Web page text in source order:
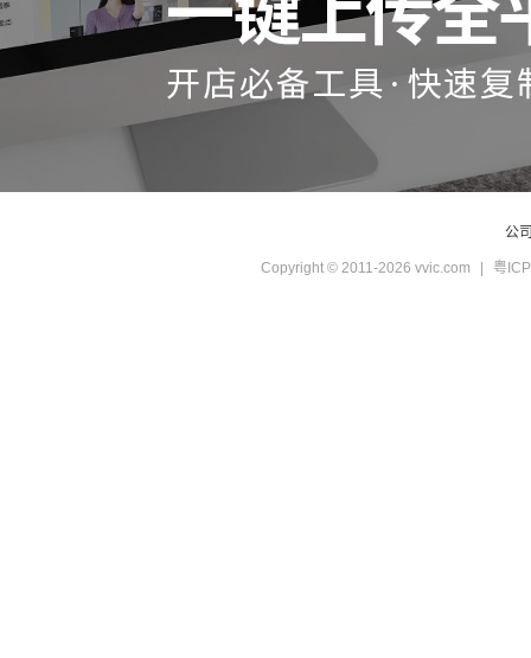
公
Copyright © 2011-2026 vvic.com 粤